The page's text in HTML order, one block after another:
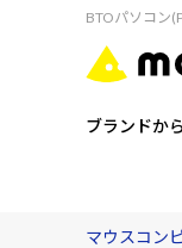
BTOパソコン
ブランドか
マウスコン